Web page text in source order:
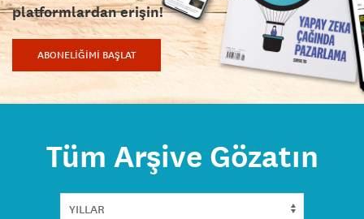
platformlardan erişin!
ABONELİĞİMİ BAŞLAT
Tüm Arşive Gözatın